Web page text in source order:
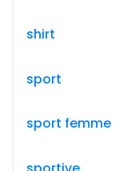
shirt
sport
sport femme